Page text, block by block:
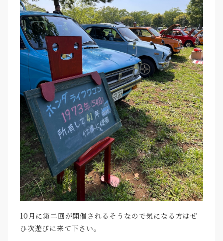
10月に第二回が開催されるそうなので気になる方はぜ
ひ次遊びに来て下さい。